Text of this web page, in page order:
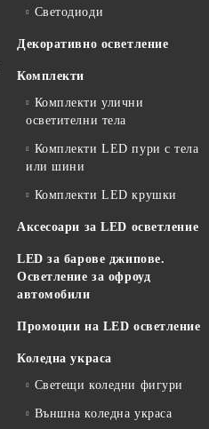
Светодиоди
Декоративно осветление
Комплекти
Комплекти улични
осветителни тела
Комплекти LED пури с тела
или шини
Комплекти LED крушки
Аксесоари за LED осветление
LED за барове джипове.
Осветление за офроуд
автомобили
Промоции на LED осветление
Коледна украса
Светещи коледни фигури
Външна коледна украса